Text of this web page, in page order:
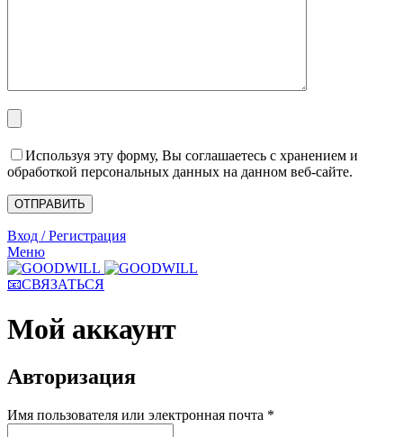
Используя эту форму, Вы соглашаетесь с хранением и
обработкой персональных данных на данном веб-сайте.
Вход / Регистрация
Меню
📧СВЯЗАТЬСЯ
Мой аккаунт
Авторизация
Имя пользователя или электронная почта *